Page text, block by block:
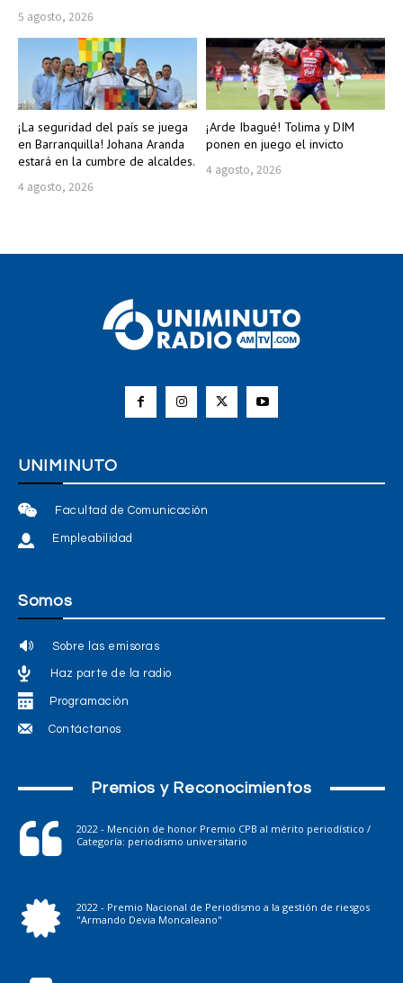
5 agosto, 2026
¡La seguridad del país se juega
en Barranquilla! Johana Aranda
estará en la cumbre de alcaldes.
4 agosto, 2026
¡Arde Ibagué! Tolima y DIM
ponen en juego el invicto
4 agosto, 2026
UNIMINUTO
Facultad de Comunicación
Empleabilidad
Somos
Sobre las emisoras
Haz parte de la radio
Programación
Contáctanos
Premios y Reconocimientos
2022 - Mención de honor Premio CPB al mérito periodístico /
Categoría: periodismo universitario
2022 - Premio Nacional de Periodismo a la gestión de riesgos
"Armando Devia Moncaleano"